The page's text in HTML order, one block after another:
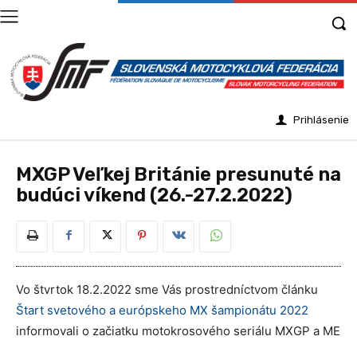
Prihlásenie
MXGP Veľkej Británie presunuté na
budúci víkend (26.-27.2.2022)
Vo štvrtok 18.2.2022 sme Vás prostredníctvom článku
Štart svetového a európskeho MX šampionátu 2022
informovali o začiatku motokrosového seriálu MXGP a ME